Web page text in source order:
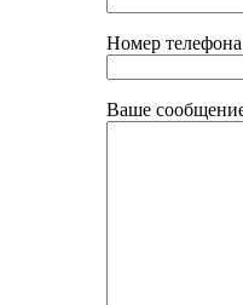
Номер телефона
Ваше